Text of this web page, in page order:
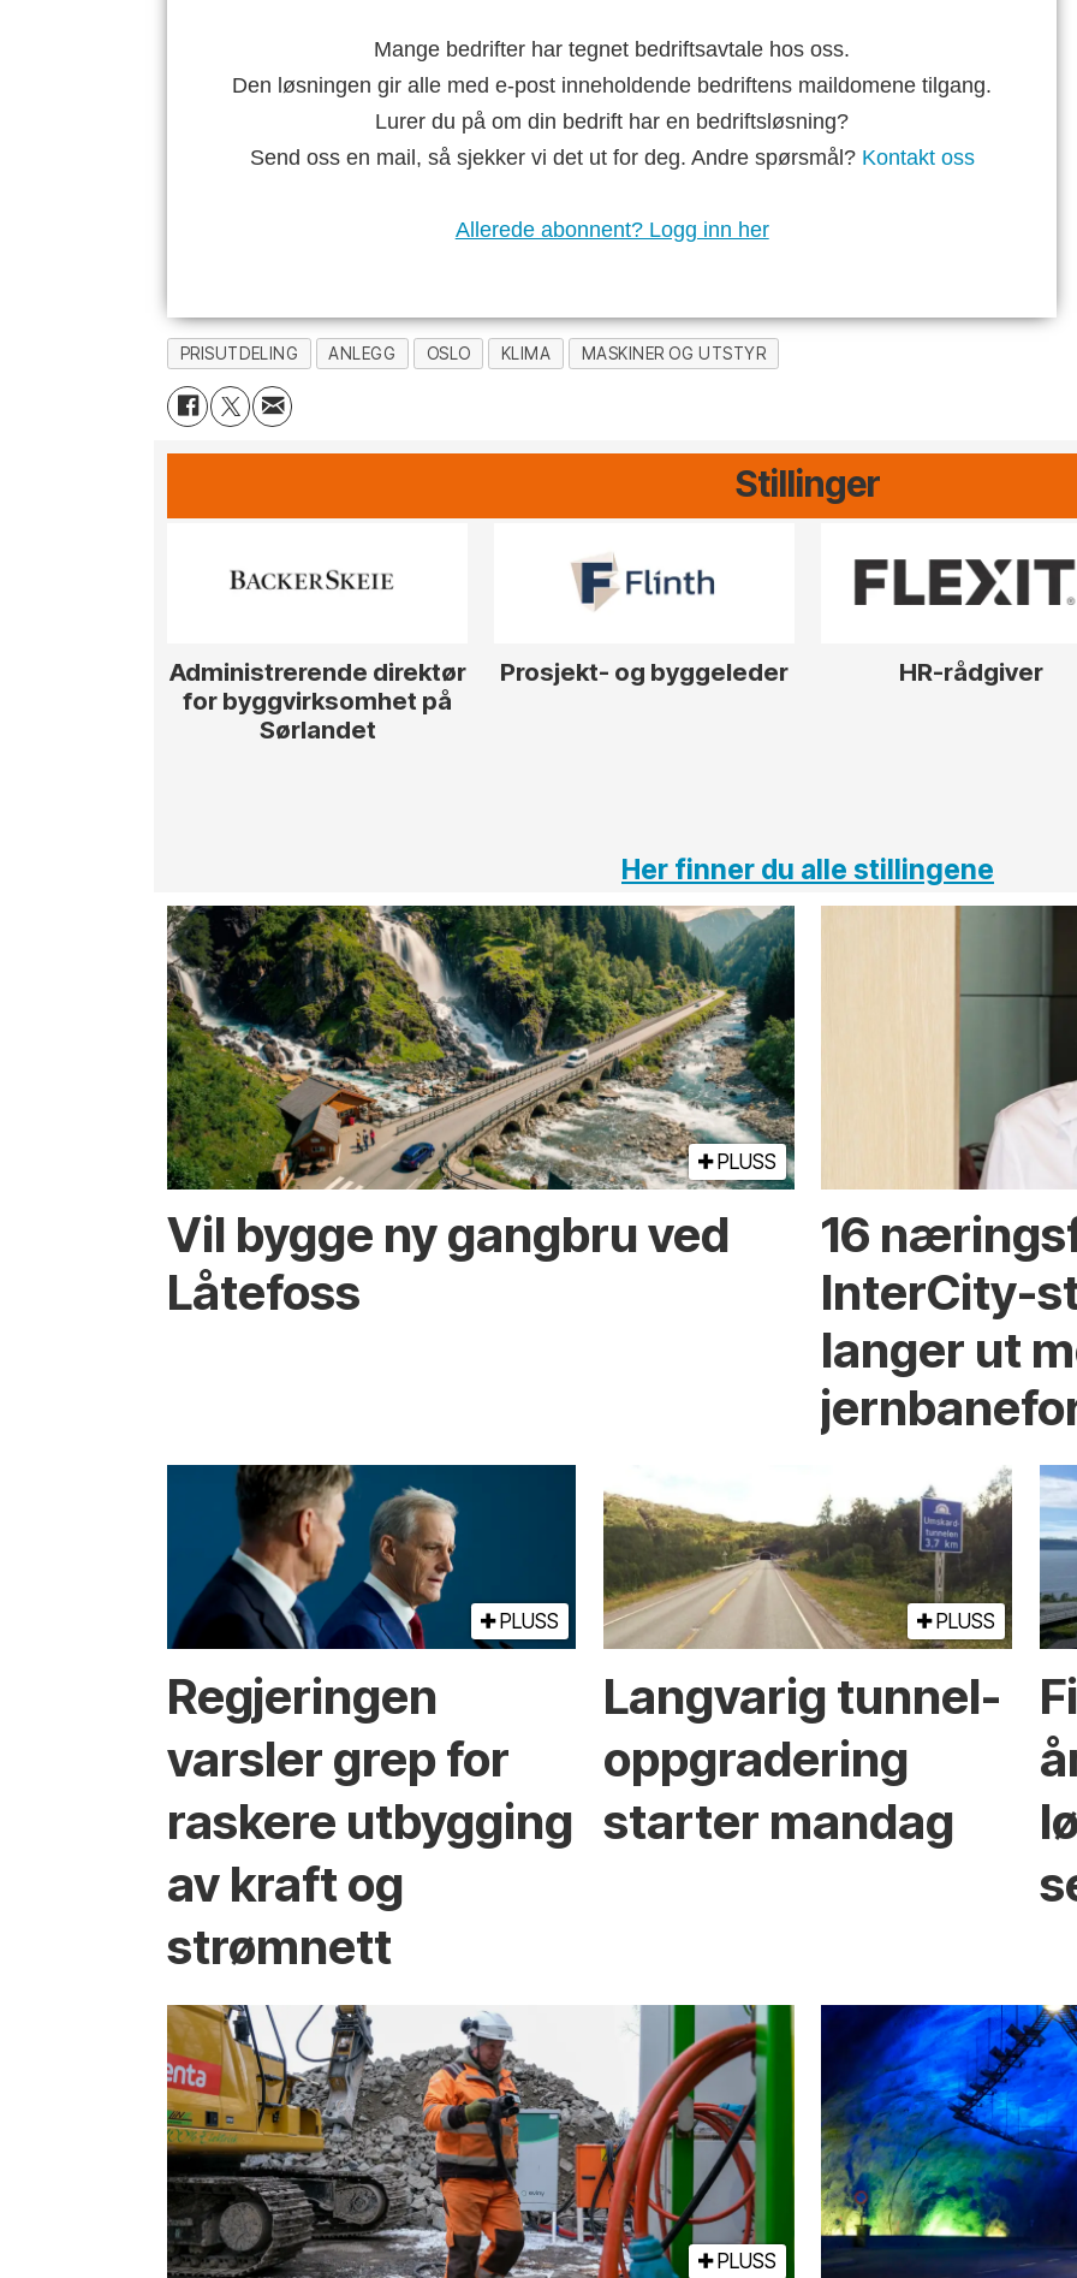
Mange bedrifter har tegnet bedriftsavtale hos oss.
Den løsningen gir alle med e-post inneholdende bedriftens maildomene tilgang.
Lurer du på om din bedrift har en bedriftsløsning?
Send oss en mail, så sjekker vi det ut for deg. Andre spørsmål? Kontakt oss
Allerede abonnent? Logg inn her
PRISUTDELING ANLEGG OSLO KLIMA MASKINER OG UTSTYR
Stillinger
Administrerende direktør
for byggvirksomhet på
Sørlandet
Prosjekt- og byggeleder HR-rådgiver
Her finner du alle stillingene
PLUSS
Vil bygge ny gangbru ved
Låtefoss
16
InterCity-
langer ut
PLUSS
Regjeringen
varsler grep for
raskere utbygging
av kraft og
strømnett
PLUSS
Langvarig tunnel­
oppgradering
starter mandag
PLUSS